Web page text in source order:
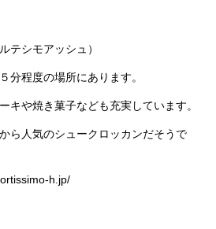
シモアッシュ）
分程度の場所にあります。
キや焼き菓子なども充実しています。
ら人気のシュークロッカンだそうで
h.jp/